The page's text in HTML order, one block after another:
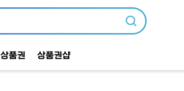
상품권 상품권샵